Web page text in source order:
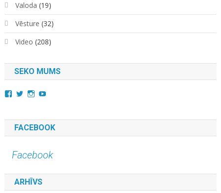
Valoda (19)
Vēsture (32)
Video (208)
SEKO MUMS
View
Facebook
View
Twitter
View
Instagram
YouTube
FACEBOOK
Facebook
ARHĪVS